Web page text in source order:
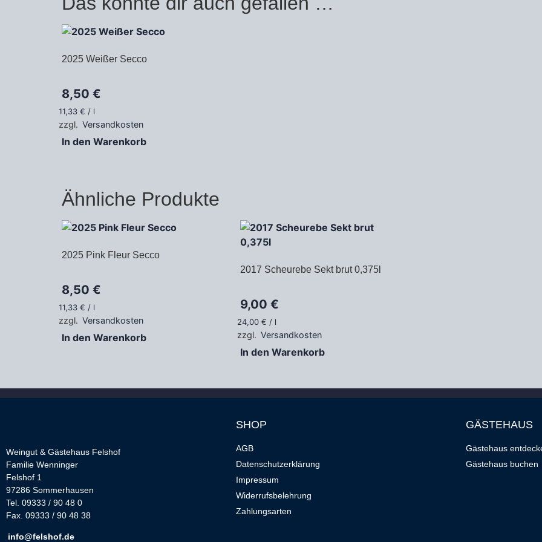
2025 Weißer Secco
8,50 €
11,33 € / l
zzgl. Versandkosten
In den Warenkorb
Ähnliche Produkte
2025 Pink Fleur Secco
8,50 €
11,33 € / l
zzgl. Versandkosten
In den Warenkorb
2017 Scheurebe Sekt brut 0,375l
9,00 €
24,00 € / l
zzgl. Versandkosten
In den Warenkorb
Weingut & Gästehaus Felshof
Familie Wenninger
Felshof 1
97286 Sommerhausen
Tel. 09333 / 90 48 0
Fax. 09333 / 90 48 38
info@felshof.de
SHOP
AGB
Datenschutzerklärung
Impressum
Widerrufsbelehrung
Zahlungsarten
GÄSTEHAUS
Gästehaus
Gästehaus buchen